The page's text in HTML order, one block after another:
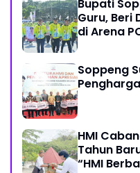
Bupati
Guru, Beri
di Arena
Soppeng
HMI
Tahun
“HMI